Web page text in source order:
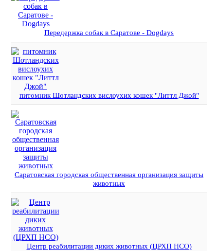
Передержка собак в Саратове - Dogdays
питомник Шотландских вислоухих кошек "Литтл Джой"
Саратовская городская общественная организация защиты
животных
Центр реабилитации диких животных (ЦРХП НСО)